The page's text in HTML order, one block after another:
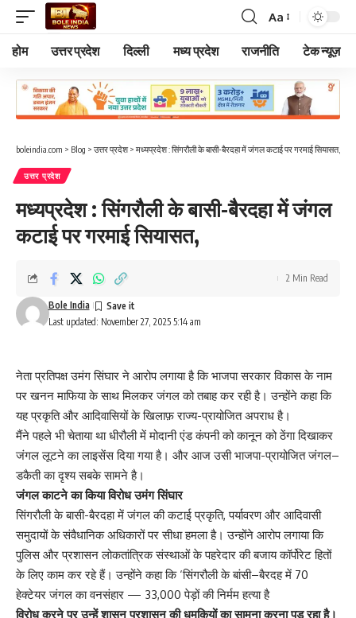
Font
Resizer
Aa
होम उत्तर प्रदेश दिल्ली मध्य प्रदेश राजनीति टेक न्यूज़
boleindia.com > Blog > उत्तर प्रदेश> मध्यप्रदेश : सिंगरौली के बासी-बैरदहा में जंगल कटाई पर गरमाई सियासत,
उत्तर प्रदेश
मध्यप्रदेश : सिंगरौली के बासी-बैरदहा में जंगल
कटाई पर गरमाई सियासत,
Last updated: November 27, 2025 5:14 am
Bole India
2 Min Read
नेता प्रतिपक्ष उमंग सिंघार ने आरोप लगाया है कि भाजपा सरकार विकास के नाम
पर खनन माफिया के साथ मिलकर जंगल को तबाह कर रही है। उन्होंने कहा कि
यह प्रकृति और आदिवासियों के खिलाफ़ राज्य-प्रायोजित अपराध है।
मैंने पहले भी चेताया था धीरौली में मोदानी एंड कंपनी को कानून को ठेंगा दिखाकर
जंगल लूटने का लाइसेंस दिया गया है। और आज उसी भाजपा-प्रायोजित जंगल–
डकैती का दृश्य सबके सामने है।
जंगल काटने का किया विरोध उमंग सिंघार
सिंगरौली के बासी-बैरदहा में जंगल की कटाई प्रकृति, पर्यावरण और आदिवासी
समुदायों के संवैधानिक अधिकारों पर सीधा हमला है। उन्होंने आरोप लगाया कि
पुलिस और प्रशासन लोकतांत्रिक संस्थाओं के पहरेदार की बजाय कॉर्पोरेट हितों
के लिए काम कर रहे हैं। उन्होंने कहा कि ‘सिंगरौली के बांसी–बैरदह में 70
हेक्टेयर जंगल का वनसंहार — 33,000 पेड़ों की निर्मम हत्या है
विरोध करने पर उन्हें शासन प्रशासन की धमकियों का सामना करना पड़ रहा है।